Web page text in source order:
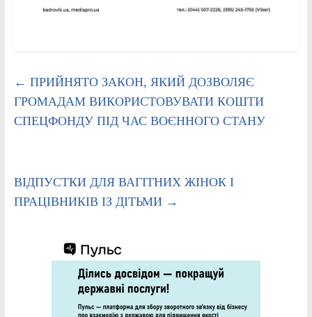
← ПРИЙНЯТО ЗАКОН, ЯКИЙ ДОЗВОЛЯЄ
ГРОМАДАМ ВИКОРИСТОВУВАТИ КОШТИ
СПЕЦФОНДУ ПІД ЧАС ВОЄННОГО СТАНУ
ВІДПУСТКИ ДЛЯ ВАГІТНИХ ЖІНОК І
ПРАЦІВНИКІВ ІЗ ДІТЬМИ →